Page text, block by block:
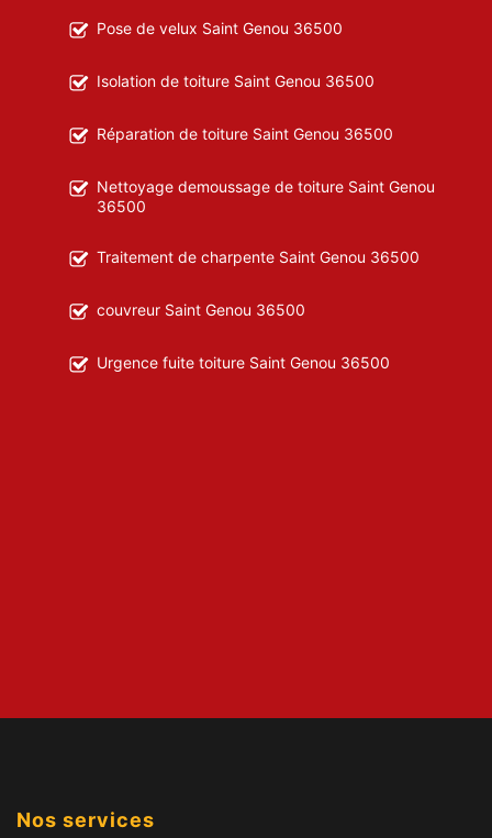
Pose de velux Saint Genou 36500
Isolation de toiture Saint Genou 36500
Réparation de toiture Saint Genou 36500
Nettoyage demoussage de toiture Saint Genou
36500
Traitement de charpente Saint Genou 36500
couvreur Saint Genou 36500
Urgence fuite toiture Saint Genou 36500
Nos services